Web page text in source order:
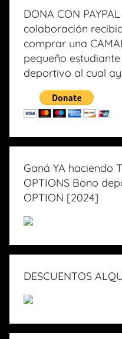
DONA CON
colaboración
comprar una
pequeño
deportivo al cual
Ganá YA haciendo
OPTIONS Bono
OPTION [2024]
DESCUENTOS